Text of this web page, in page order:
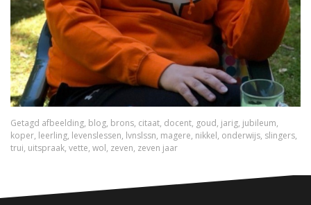
Getagd afbeelding, blog, brons, citaat, docent, goud, jarig, jubileum,
koper, leerling, levenslessen, lvnslssn, magere, nikkel, onderwijs, slingers,
trui, uitspraak, vette, wol, zeven, zeven jaar